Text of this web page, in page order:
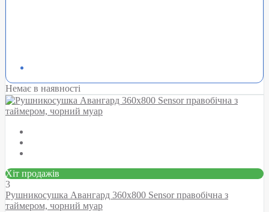
Немає в наявності
Хіт продажів
3
Рушникосушка Авангард 360х800 Sensor правобічна з
таймером, чорний муар